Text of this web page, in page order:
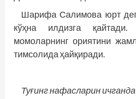
Шарифа Салимова юрт
кўҳна илдизга
момоларнинг ориятини
тимсолида ҳайқиради.
Туғинг нафасларин